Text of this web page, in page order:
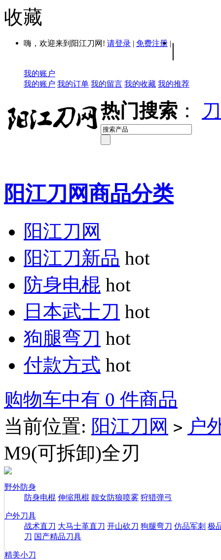
收藏
嗨，欢迎来到阳江刀网! 请登录 | 免费注册 | |
我的账户
我的账户 我的订单 我的留言 我的收藏 我的推荐
热门搜索 ：
阳江刀网商品分类
阳江刀网
阳江刀新品 hot
防身电棍 hot
日本武士刀 hot
狗腿弯刀 hot
付款方式 hot
购物车中有 0 件商品
当前位置: 阳江刀网 > 户
M9(可拆卸)全刃
野外防身
防身电棍 伸缩甩棍 靓女防狼喷雾 狩猎弹弓
户外刀具
战术直刀 大马士革直刀 开山砍刀 狗腿弯刀 仿品军刺 极
刀 国产精品刀具
精美小刀